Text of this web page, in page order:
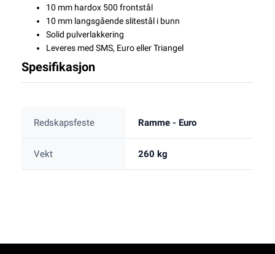
10 mm hardox 500 frontstål
10 mm langsgående slitestål i bunn
Solid pulverlakkering
Leveres med SMS, Euro eller Triangel
Spesifikasjon
Redskapsfeste Ramme - Euro
Vekt 260 kg